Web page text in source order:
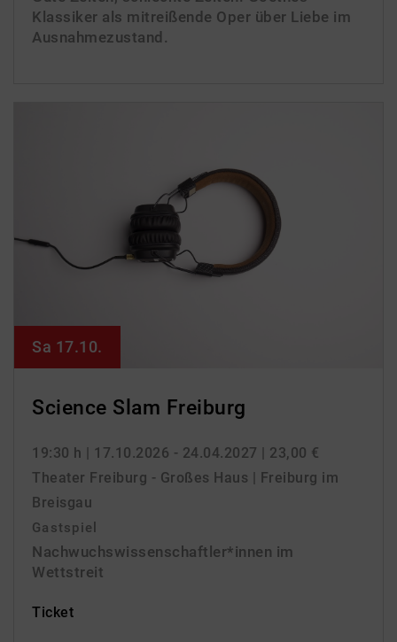
Klassiker als mitreißende Oper über Liebe im
Ausnahmezustand.
Science Slam Freiburg
19:30 h | 17.10.2026 - 24.04.2027 | 23,00 €
Theater Freiburg - Großes Haus | Freiburg im
Breisgau
Gastspiel
Nachwuchswissenschaftler*innen im
Wettstreit
Ticket
Sa 17.10.